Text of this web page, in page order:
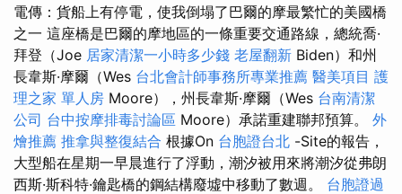
電傳：貨船上有停電，使我倒塌了巴爾的摩最繁忙的美國橋
之一 這座橋是巴爾的摩地區的一條重要交通路線，總統喬·
拜登（Joe 居家清潔一小時多少錢 老屋翻新 Biden）和州
長韋斯·摩爾（Wes 台北會計師事務所專業推薦 醫美項目 護
理之家 單人房 Moore），州長韋斯·摩爾（Wes 台南清潔
公司 台中按摩排毒討論區 Moore）承諾重建聯邦預算。 外
燴推薦 推拿與整復結合 根據On 台胞證台北 -Site的報告，
大型船在星期一早晨進行了浮動，潮汐被用來將潮汐從弗朗
西斯·斯科特·鑰匙橋的鋼結構廢墟中移動了數週。 台胞證過